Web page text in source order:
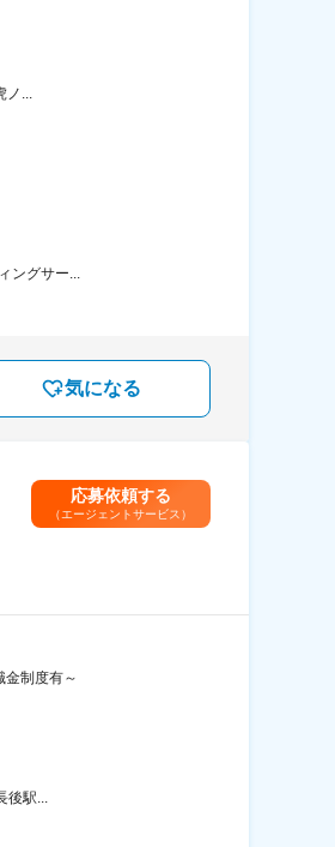
...
グサー...
気になる
応募依頼する
（エージェントサービス）
制度有～
駅...